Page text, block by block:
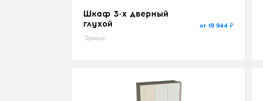
Шкаф 3-х дверный
глухой
"Эрика"
от 19 944 ₽